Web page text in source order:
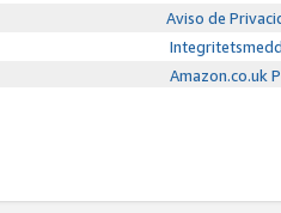
Aviso de
Amazon.co.uk